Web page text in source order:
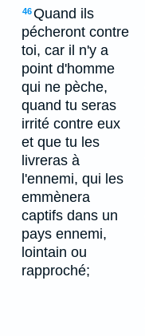
46Quand ils
pécheront contre
toi, car il n'y a
point d'homme
qui ne pèche,
quand tu seras
irrité contre eux
et que tu les
livreras à
l'ennemi, qui les
emmènera
captifs dans un
pays ennemi,
lointain ou
rapproché;